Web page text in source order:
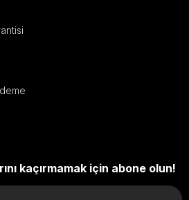
kaçırmamak için abone olun!